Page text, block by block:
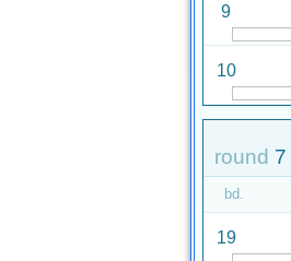
9
10
round 7
bd.
19